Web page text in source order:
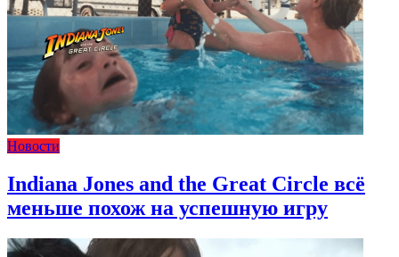
Новости
Indiana Jones and the Great Circle всё
меньше похож на успешную игру